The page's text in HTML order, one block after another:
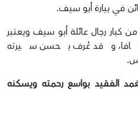
في بيارة أبو سيف.
من كبار رجال عائلة أبو سيف ويعتبر
وقد عُرف بحسن سيرته
أن يتغمد الفقيد بواسع رحمته ويسكنه